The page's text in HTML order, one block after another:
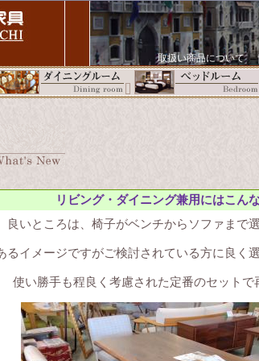
取扱い商品について
リビング・ダイニング兼用にはこん
良いところは、椅子がベンチからソファまで
るイメージですがご検討されている方に良く
使い勝手も程良く考慮された定番のセットで